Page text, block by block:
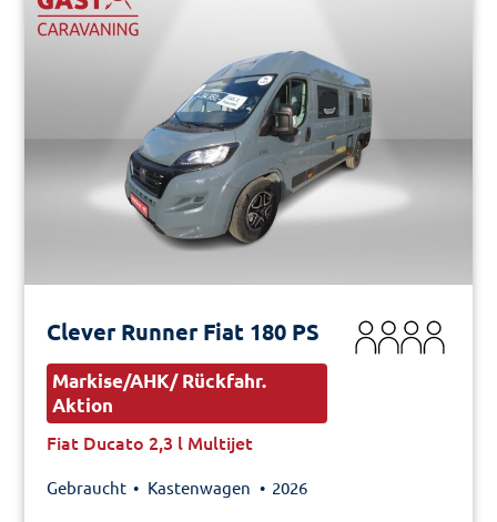
Clever Runner Fiat 180 PS
Markise/AHK/ Rückfahr.
Aktion
Fiat Ducato 2,3 l Multijet
Gebraucht • Kastenwagen • 2026